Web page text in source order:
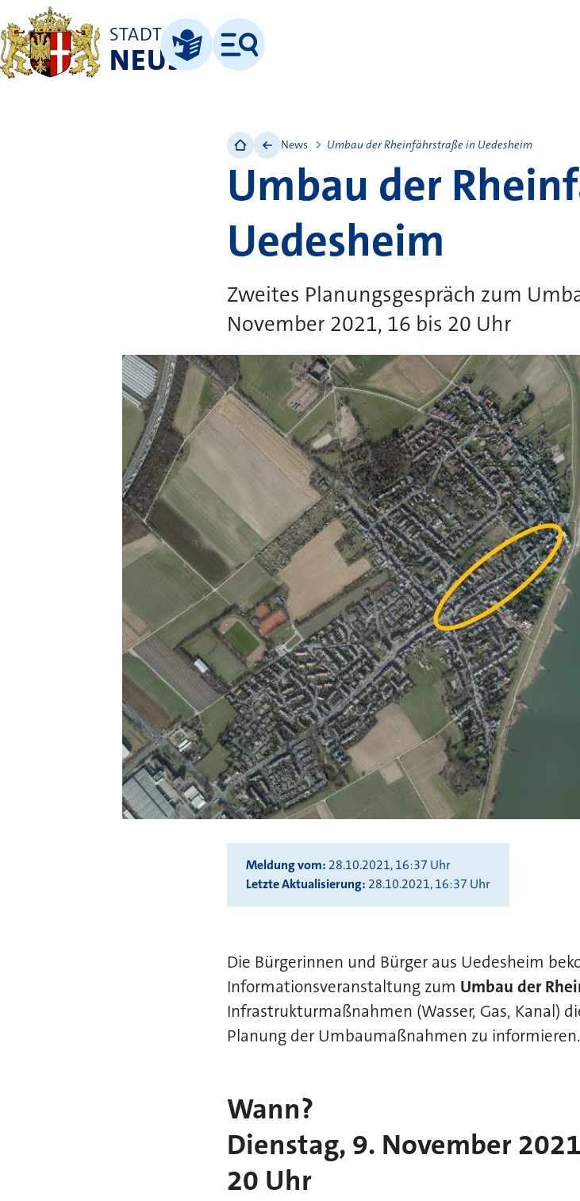
STADT
NEUSSLeichte Sprache
Menü
News Umbau der Rheinfährstraße in Uedesheim
Umbau der
Uedesheim
Zweites Planungsgespräch zum
November 2021, 16 bis 20 Uhr
Meldung vom 28.10.2021, 16:37 Uhr
Letzte Aktualisierung 28.10.2021, 16:37 Uhr
Die Bürgerinnen und Bürger aus Uedesheim
Informationsveranstaltung zum Umbau der
Infrastrukturmaßnahmen (Wasser, Gas, Kanal)
Planung der Umbaumaßnahmen zu informieren.
Wann?
Dienstag, 9. November
20 Uhr